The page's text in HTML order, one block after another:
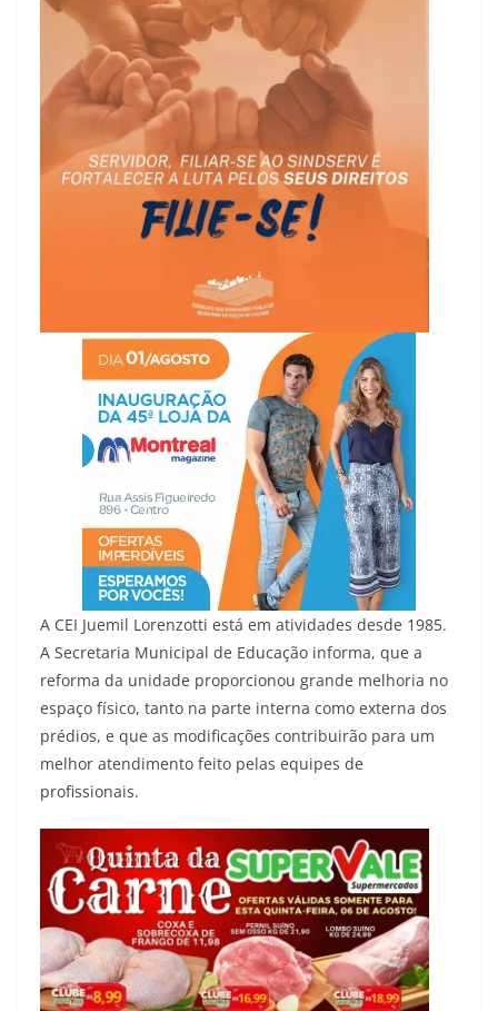
A CEI Juemil Lorenzotti está em atividades desde 1985.
A Secretaria Municipal de Educação informa, que a
reforma da unidade proporcionou grande melhoria no
espaço físico, tanto na parte interna como externa dos
prédios, e que as modificações contribuirão para um
melhor atendimento feito pelas equipes de
profissionais.